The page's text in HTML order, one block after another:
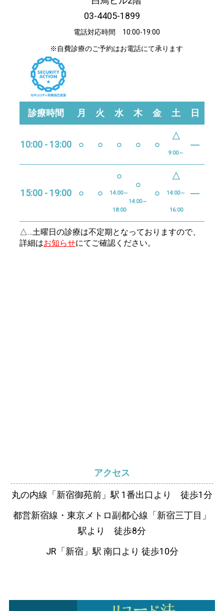
03-4405-1899
電話対応時間 10:00-19:00
※自費診療のご予約はお電話にて承ります
△…土曜日の診療は不定期となっておりますので、
詳細はお知らせにてご確認ください。
診療時間 月 火 水 木 金 土 日
10:00 - 13:00 ○ ○ ○ ○ ○
△
9:00～
―
15:00 - 19:00 ○ ○
○
14:00～
18:00
○
14:00～
○
△
14:00～
16:00
―
アクセス
丸の内線「新宿御苑前」駅 1番出口より 徒歩1分
都営新宿線・東京メトロ副都心線「新宿三丁目」
駅より 徒歩8分
JR「新宿」駅 南口より 徒歩10分